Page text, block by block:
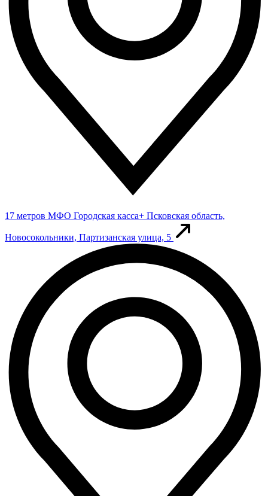
17 метров МФО Городская касса+ Псковская область,
Новосокольники, Партизанская улица, 5